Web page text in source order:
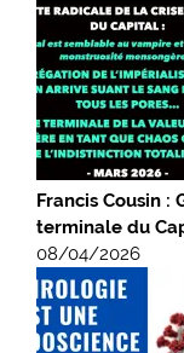
Francis Cousin
terminale du
08/04/2026